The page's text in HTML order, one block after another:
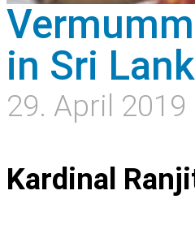
in Sri
29. April
Kardinal